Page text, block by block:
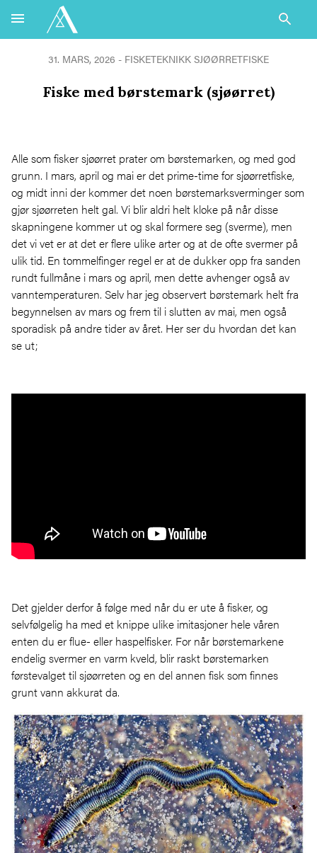
31. MARS, 2026 - FISKETEKNIKK SJØØRRETFISKE
Fiske med børstemark (sjøørret)
Alle som fisker sjøørret prater om børstemarken, og med god
grunn. I mars, april og mai er det prime-time for sjøørretfiske,
og midt inni der kommer det noen børstemarksverminger som
gjør sjøørreten helt gal. Vi blir aldri helt kloke på når disse
skapningene kommer ut og skal formere seg (sverme), men
det vi vet er at det er flere ulike arter og at de ofte svermer på
ulik tid. En tommelfinger regel er at de dukker opp fra sanden
rundt fullmåne i mars og april, men dette avhenger også av
vanntemperaturen. Selv har jeg observert børstemark helt fra
begynnelsen av mars og frem til i slutten av mai, men også
sporadisk på andre tider av året. Her ser du hvordan det kan
se ut;
Det gjelder derfor å følge med når du er ute å fisker, og
selvfølgelig ha med et knippe ulike imitasjoner hele våren
enten du er flue- eller haspelfisker. For når børstemarkene
endelig svermer en varm kveld, blir raskt børstemarken
førstevalget til sjøørreten og en del annen fisk som finnes
grunt vann akkurat da.